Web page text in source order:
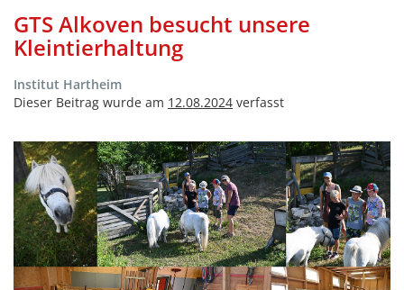
GTS Alkoven besucht unsere
Kleintierhaltung
Institut Hartheim
Dieser Beitrag wurde am 12.08.2024 verfasst